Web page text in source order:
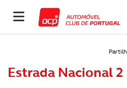
Estrada Nacional 2